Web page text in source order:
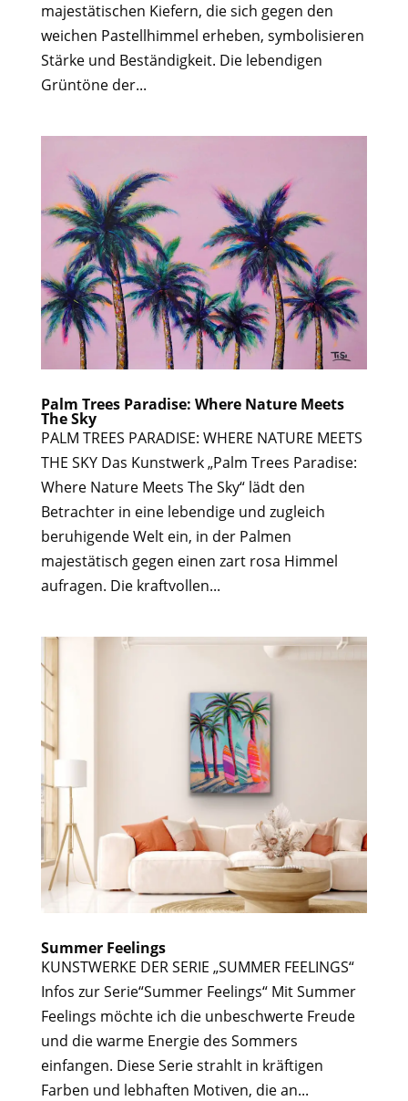
majestätischen Kiefern, die sich gegen den
weichen Pastellhimmel erheben, symbolisieren
Stärke und Beständigkeit. Die lebendigen
Grüntöne der...
Palm Trees Paradise: Where Nature Meets
The Sky
PALM TREES PARADISE: WHERE NATURE MEETS
THE SKY Das Kunstwerk „Palm Trees Paradise:
Where Nature Meets The Sky“ lädt den
Betrachter in eine lebendige und zugleich
beruhigende Welt ein, in der Palmen
majestätisch gegen einen zart rosa Himmel
aufragen. Die kraftvollen...
Summer Feelings
KUNSTWERKE DER SERIE „SUMMER FEELINGS“
Infos zur Serie“Summer Feelings“ Mit Summer
Feelings möchte ich die unbeschwerte Freude
und die warme Energie des Sommers
einfangen. Diese Serie strahlt in kräftigen
Farben und lebhaften Motiven, die an...